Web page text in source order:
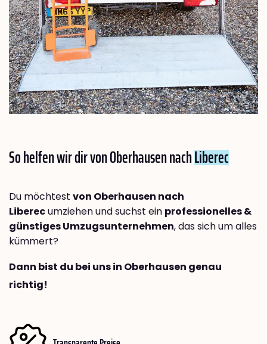
So helfen wir dir von Oberhausen nachLiberec
Du möchtest von Oberhausen nach
Liberecumziehen und suchst ein professionelles &
günstiges Umzugsunternehmen, das sich um alles
kümmert?
Dann bist du bei uns in Oberhausen genau
richtig!